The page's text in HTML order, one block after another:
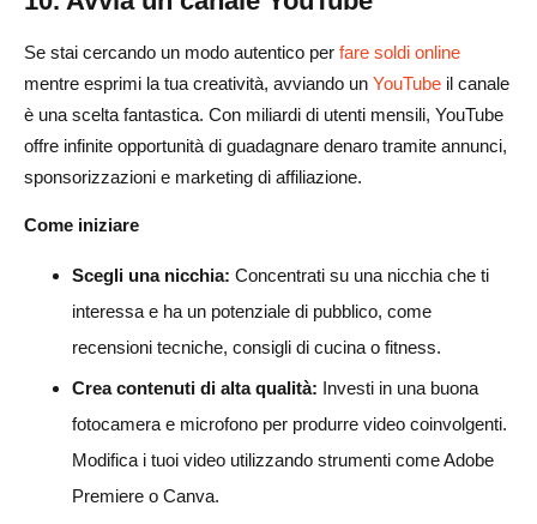
Se stai cercando un modo autentico per fare soldi online
mentre esprimi la tua creatività, avviando un YouTube il canale
è una scelta fantastica. Con miliardi di utenti mensili, YouTube
offre infinite opportunità di guadagnare denaro tramite annunci,
sponsorizzazioni e marketing di affiliazione.
Come iniziare
Scegli una nicchia: Concentrati su una nicchia che ti
interessa e ha un potenziale di pubblico, come
recensioni tecniche, consigli di cucina o fitness.
Crea contenuti di alta qualità: Investi in una buona
fotocamera e microfono per produrre video coinvolgenti.
Modifica i tuoi video utilizzando strumenti come Adobe
Premiere o Canva.